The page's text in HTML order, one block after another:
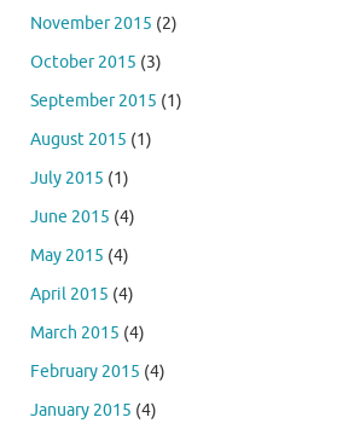
November 2015 (2)
October 2015 (3)
September 2015 (1)
August 2015 (1)
July 2015 (1)
June 2015 (4)
May 2015 (4)
April 2015 (4)
March 2015 (4)
February 2015 (4)
January 2015 (4)